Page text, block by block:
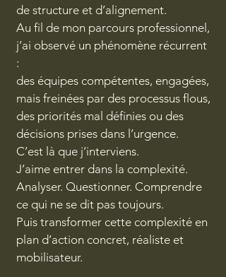
de structure et d’alignement.
Au fil de mon parcours professionnel,
j’ai observé un phénomène récurrent
:
des équipes compétentes, engagées,
mais freinées par des processus flous,
des priorités mal définies ou des
décisions prises dans l’urgence.
C’est là que j’interviens.
J’aime entrer dans la complexité.
Analyser. Questionner. Comprendre
ce qui ne se dit pas toujours.
Puis transformer cette complexité en
plan d’action concret, réaliste et
mobilisateur.